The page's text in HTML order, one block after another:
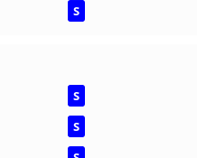
S
S
S